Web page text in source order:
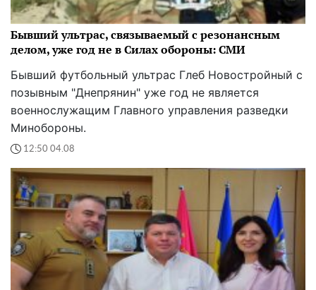
Бывший ультрас, связываемый с резонансным
делом, уже год не в Силах обороны: СМИ
Бывший футбольный ультрас Глеб Новостройный с
позывным "Днепрянин" уже год не является
военнослужащим Главного управления разведки
Минобороны.
12:50 04.08